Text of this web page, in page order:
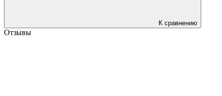
К сравнению
Отзывы